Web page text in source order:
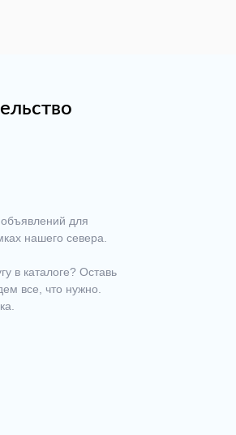
для
нашего севера.
в каталоге? Оставь
все, что нужно.